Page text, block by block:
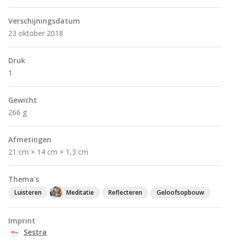
Verschijningsdatum
23 oktober 2018
Druk
1
Gewicht
266 g
Afmetingen
21 cm × 14 cm × 1,3 cm
Thema's
Luisteren Meditatie Reflecteren Geloofsopbouw
Imprint
Sestra